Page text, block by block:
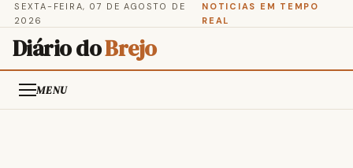
SEXTA-FEIRA, 07 DE AGOSTO DE
2026
NOTICIAS EM TEMPO
REAL
Diário doBrejo
MENU